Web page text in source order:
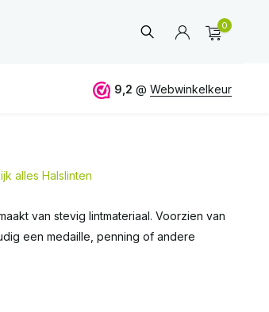
0
verzending vanaf 50€ ALTIJDeerlijk
9,2 @ Webwinkelkeur
alles Halslinten
van stevig lintmateriaal. Voorzien van
een medaille, penning of andere